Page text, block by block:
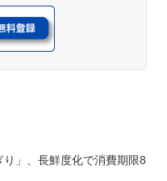
」、長鮮度化で消費期限8